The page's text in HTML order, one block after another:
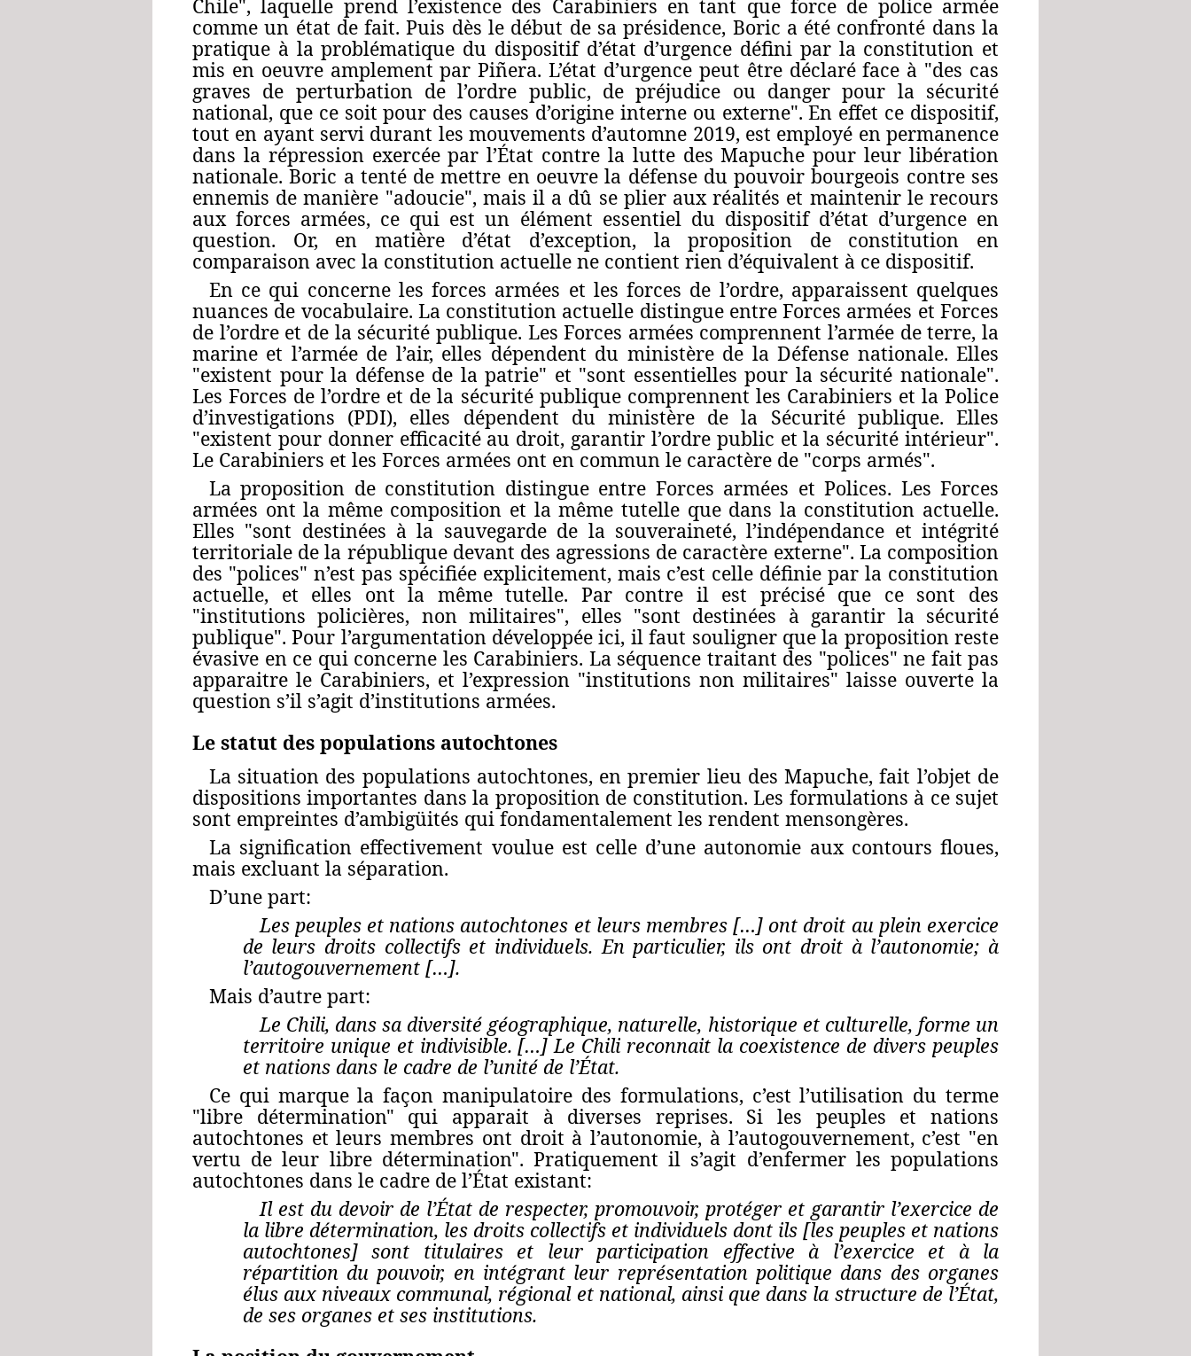
Chile", laquelle prend l’existence des Carabiniers en tant que force de police armée
comme un état de fait. Puis dès le début de sa présidence, Boric a été confronté dans la
pratique à la problématique du dispositif d’état d’urgence défini par la constitution et
mis en oeuvre amplement par Piñera. L’état d’urgence peut être déclaré face à "des cas
graves de perturbation de l’ordre public, de préjudice ou danger pour la sécurité
national, que ce soit pour des causes d’origine interne ou externe". En effet ce dispositif,
tout en ayant servi durant les mouvements d’automne 2019, est employé en permanence
dans la répression exercée par l’État contre la lutte des Mapuche pour leur libération
nationale. Boric a tenté de mettre en oeuvre la défense du pouvoir bourgeois contre ses
ennemis de manière "adoucie", mais il a dû se plier aux réalités et maintenir le recours
aux forces armées, ce qui est un élément essentiel du dispositif d’état d’urgence en
question. Or, en matière d’état d’exception, la proposition de constitution en
comparaison avec la constitution actuelle ne contient rien d’équivalent à ce dispositif.
En ce qui concerne les forces armées et les forces de l’ordre, apparaissent quelques
nuances de vocabulaire. La constitution actuelle distingue entre Forces armées et Forces
de l’ordre et de la sécurité publique. Les Forces armées comprennent l’armée de terre, la
marine et l’armée de l’air, elles dépendent du ministère de la Défense nationale. Elles
"existent pour la défense de la patrie" et "sont essentielles pour la sécurité nationale".
Les Forces de l’ordre et de la sécurité publique comprennent les Carabiniers et la Police
d’investigations (PDI), elles dépendent du ministère de la Sécurité publique. Elles
"existent pour donner efficacité au droit, garantir l’ordre public et la sécurité intérieur".
Le Carabiniers et les Forces armées ont en commun le caractère de "corps armés".
La proposition de constitution distingue entre Forces armées et Polices. Les Forces
armées ont la même composition et la même tutelle que dans la constitution actuelle.
Elles "sont destinées à la sauvegarde de la souveraineté, l’indépendance et intégrité
territoriale de la république devant des agressions de caractère externe". La composition
des "polices" n’est pas spécifiée explicitement, mais c’est celle définie par la constitution
actuelle, et elles ont la même tutelle. Par contre il est précisé que ce sont des
"institutions policières, non militaires", elles "sont destinées à garantir la sécurité
publique". Pour l’argumentation développée ici, il faut souligner que la proposition reste
évasive en ce qui concerne les Carabiniers. La séquence traitant des "polices" ne fait pas
apparaitre le Carabiniers, et l’expression "institutions non militaires" laisse ouverte la
question s’il s’agit d’institutions armées.
Le statut des populations autochtones
La situation des populations autochtones, en premier lieu des Mapuche, fait l’objet de
dispositions importantes dans la proposition de constitution. Les formulations à ce sujet
sont empreintes d’ambigüités qui fondamentalement les rendent mensongères.
La signification effectivement voulue est celle d’une autonomie aux contours floues,
mais excluant la séparation.
D’une part:
Les peuples et nations autochtones et leurs membres […] ont droit au plein exercice
de leurs droits collectifs et individuels. En particulier, ils ont droit à l’autonomie; à
l’autogouvernement […].
Mais d’autre part:
Le Chili, dans sa diversité géographique, naturelle, historique et culturelle, forme un
territoire unique et indivisible. […] Le Chili reconnait la coexistence de divers peuples
et nations dans le cadre de l’unité de l’État.
Ce qui marque la façon manipulatoire des formulations, c’est l’utilisation du terme
"libre détermination" qui apparait à diverses reprises. Si les peuples et nations
autochtones et leurs membres ont droit à l’autonomie, à l’autogouvernement, c’est "en
vertu de leur libre détermination". Pratiquement il s’agit d’enfermer les populations
autochtones dans le cadre de l’État existant:
Il est du devoir de l’État de respecter, promouvoir, protéger et garantir l’exercice de
la libre détermination, les droits collectifs et individuels dont ils [les peuples et nations
autochtones] sont titulaires et leur participation effective à l’exercice et à la
répartition du pouvoir, en intégrant leur représentation politique dans des organes
élus aux niveaux communal, régional et national, ainsi que dans la structure de l’État,
de ses organes et ses institutions.